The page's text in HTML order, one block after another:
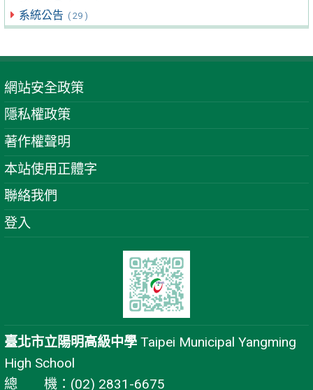
系統公告 ( 29 )
網站安全政策
隱私權政策
著作權聲明
本站使用正體字
聯絡我們
登入
臺北市立陽明高級中學 Taipei Municipal Yangming
High School
總 機：(02) 2831-6675